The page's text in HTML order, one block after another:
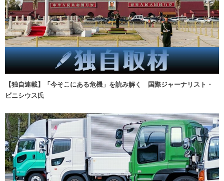
【独自連載】「今そこにある危機」を読み解く 国際ジャーナリスト・
ビニシウス氏